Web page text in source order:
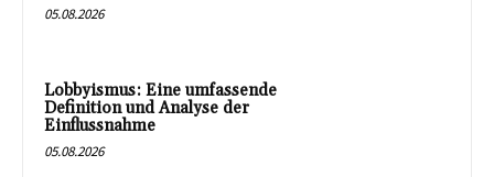
05.08.2026
Lobbyismus: Eine umfassende
Definition und Analyse der
Einflussnahme
05.08.2026